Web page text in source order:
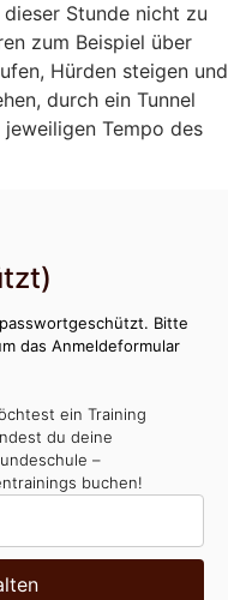
Stunde nicht zu
zum Beispiel über
Hürden steigen und
durch ein Tunnel
Tempo des
Bitte
das Anmeldeformular
ein Training
du deine
–
buchen!